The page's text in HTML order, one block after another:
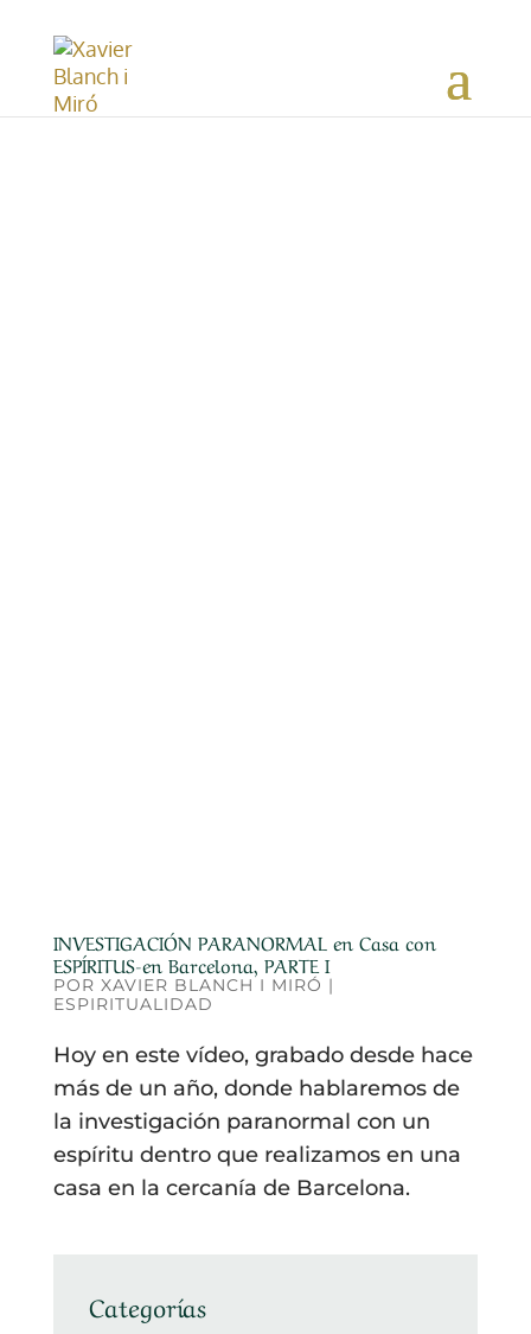
INVESTIGACIÓN PARANORMAL en Casa con
ESPÍRITUS-en Barcelona, PARTE I
POR XAVIER BLANCH I MIRÓ |
ESPIRITUALIDAD
Hoy en este vídeo, grabado desde hace
más de un año, donde hablaremos de
la investigación paranormal con un
espíritu dentro que realizamos en una
casa en la cercanía de Barcelona.
Categorías